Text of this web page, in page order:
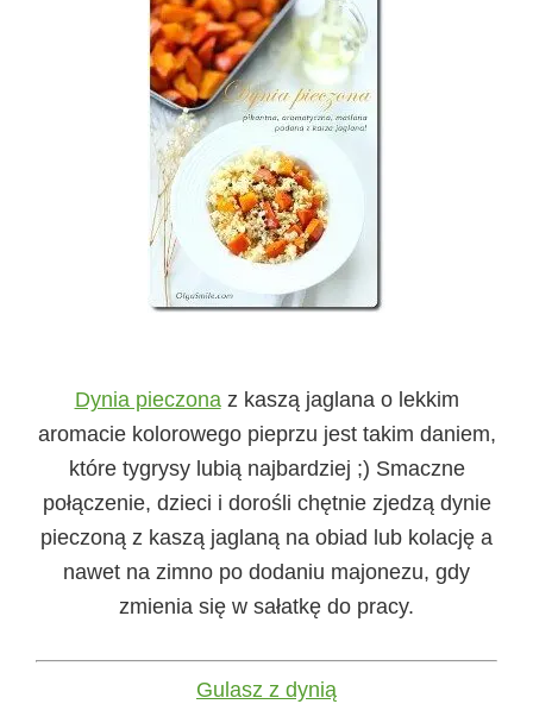
Dynia pieczona z kaszą jaglana o lekkim
aromacie kolorowego pieprzu jest takim daniem,
które tygrysy lubią najbardziej ;) Smaczne
połączenie, dzieci i dorośli chętnie zjedzą dynie
pieczoną z kaszą jaglaną na obiad lub kolację a
nawet na zimno po dodaniu majonezu, gdy
zmienia się w sałatkę do pracy.
Gulasz z dynią